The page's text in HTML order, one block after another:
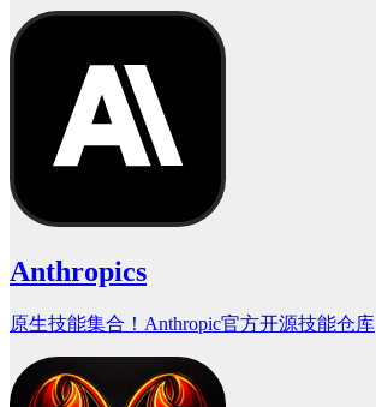
Anthropics
原生技能集合！Anthropic官方开源技能仓库